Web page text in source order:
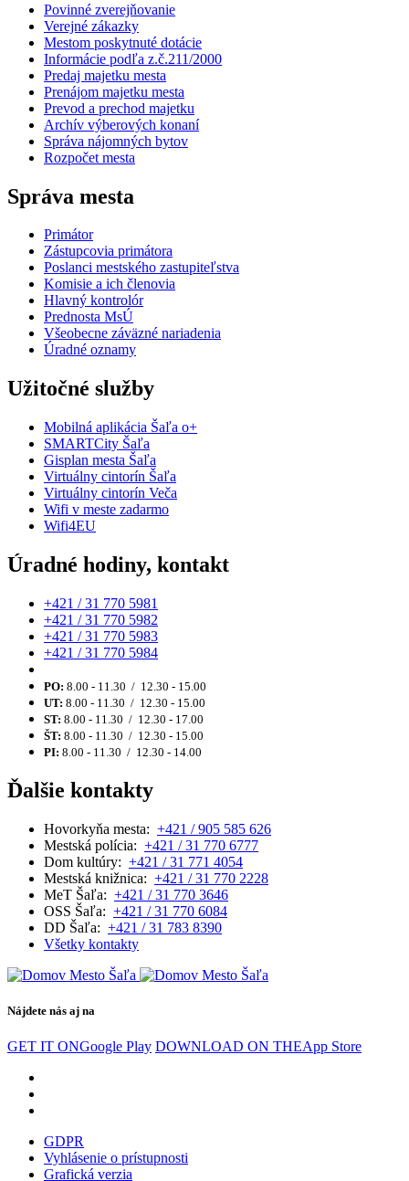
Povinné zverejňovanie
Verejné zákazky
Mestom poskytnuté dotácie
Informácie podľa z.č.211/2000
Predaj majetku mesta
Prenájom majetku mesta
Prevod a prechod majetku
Archív výberových konaní
Správa nájomných bytov
Rozpočet mesta
Správa mesta
Primátor
Zástupcovia primátora
Poslanci mestského zastupiteľstva
Komisie a ich členovia
Hlavný kontrolór
Prednosta MsÚ
Všeobecne záväzné nariadenia
Úradné oznamy
Užitočné služby
Mobilná aplikácia Šaľa o+
SMARTCity Šaľa
Gisplan mesta Šaľa
Virtuálny cintorín Šaľa
Virtuálny cintorín Veča
Wifi v meste zadarmo
Wifi4EU
Úradné hodiny, kontakt
+421 / 31 770 5981
+421 / 31 770 5982
+421 / 31 770 5983
+421 / 31 770 5984
PO: 8.00 - 11.30 / 12.30 - 15.00
UT: 8.00 - 11.30 / 12.30 - 15.00
ST: 8.00 - 11.30 / 12.30 - 17.00
ŠT: 8.00 - 11.30 / 12.30 - 15.00
PI: 8.00 - 11.30 / 12.30 - 14.00
Ďalšie kontakty
Hovorkyňa mesta: +421 / 905 585 626
Mestská polícia: +421 / 31 770 6777
Dom kultúry: +421 / 31 771 4054
Mestská knižnica: +421 / 31 770 2228
MeT Šaľa: +421 / 31 770 3646
OSS Šaľa: +421 / 31 770 6084
DD Šaľa: +421 / 31 783 8390
Všetky kontakty
Nájdete nás aj na
GET IT ONGoogle Play DOWNLOAD ON THEApp Store
GDPR
Vyhlásenie o prístupnosti
Grafická verzia